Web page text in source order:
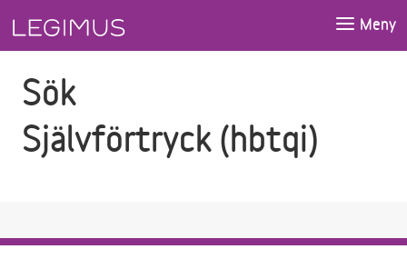
Meny
Sök
Självförtryck (hbtqi)